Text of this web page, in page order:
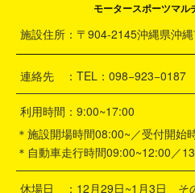
モータースポーツマル
施設住所：〒904-2145沖縄県沖
連絡先 ：TEL：098−923−0187
利用時間：9:00~17:00
＊施設開場時間08:00~／受付開始
＊自動車走行時間09:00~12:00／
休場日 ：12月29日~1月3日 そ